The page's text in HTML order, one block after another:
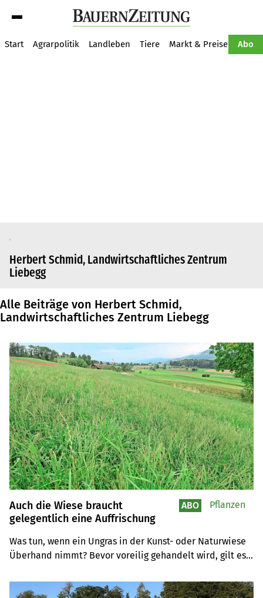
Start Agrarpolitik Landleben Tiere Markt & Preise Abo
Herbert Schmid, Landwirtschaftliches Zentrum
Liebegg
Alle Beiträge von Herbert Schmid,
Landwirtschaftliches Zentrum Liebegg
Auch die Wiese braucht
gelegentlich eine Auffrischung
Was tun, wenn ein Ungras in der Kunst- oder Naturwiese
Überhand nimmt? Bevor voreilig gehandelt wird, gilt es
Wiesengasts in Erfahrung zu bringen.
ABO Pflanzen